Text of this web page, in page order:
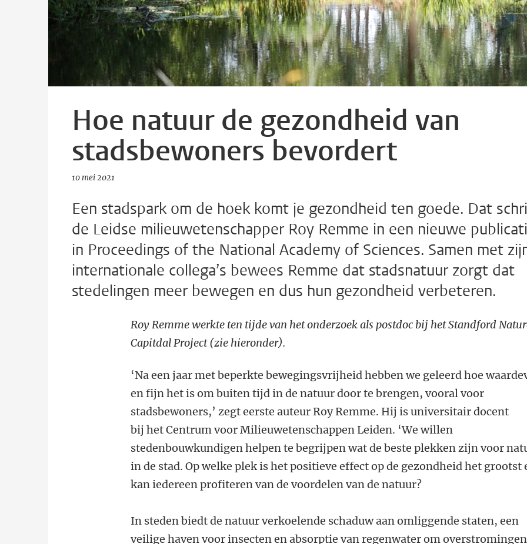
Hoe natuur de gezondheid van
stadsbewoners bevordert
10 mei 2021
Een stadspark om de hoek komt je gezondheid ten goede. Dat
de Leidse milieuwetenschapper Roy Remme in een nieuwe
in Proceedings of the National Academy of Sciences. Samen met
internationale collega’s bewees Remme dat stadsnatuur zorgt dat
stedelingen meer bewegen en dus hun gezondheid verbeteren.
Roy Remme werkte ten tijde van het onderzoek als postdoc bij het Standford
Capitdal Project (zie hieronder).
‘Na een jaar met beperkte bewegingsvrijheid hebben we geleerd hoe
en fijn het is om buiten tijd in de natuur door te brengen, vooral voor
stadsbewoners,’ zegt eerste auteur Roy Remme. Hij is universitair docent
bij het Centrum voor Milieuwetenschappen Leiden. ‘We willen
stedenbouwkundigen helpen te begrijpen wat de beste plekken zijn voor
in de stad. Op welke plek is het positieve effect op de gezondheid het grootst
kan iedereen profiteren van de voordelen van de natuur?
In steden biedt de natuur verkoelende schaduw aan omliggende staten, een
veilige haven voor insecten en absorptie van regenwater om overstromingen